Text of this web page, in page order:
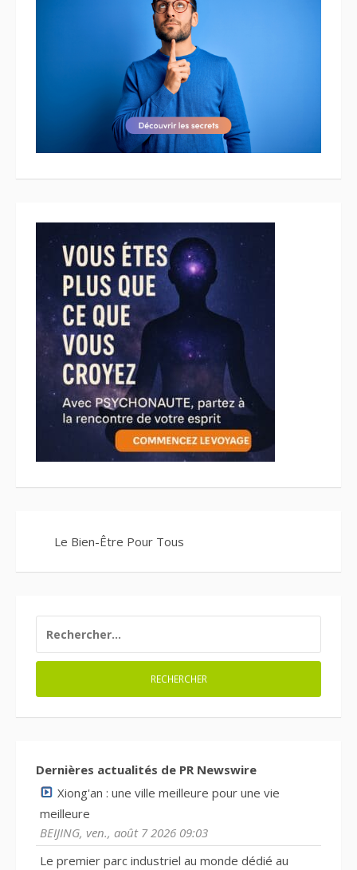
Le Bien-Être Pour Tous
Dernières actualités de PR Newswire
Xiong'an : une ville meilleure pour une vie
meilleure
BEIJING, ven., août 7 2026 09:03
Le premier parc industriel au monde dédié au